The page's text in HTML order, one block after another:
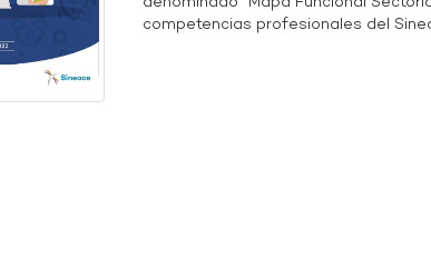
competencias profesionales del